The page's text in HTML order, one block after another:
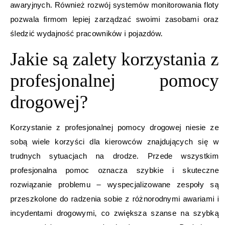
awaryjnych. Również rozwój systemów monitorowania floty
pozwala firmom lepiej zarządzać swoimi zasobami oraz
śledzić wydajność pracowników i pojazdów.
Jakie są zalety korzystania z
profesjonalnej pomocy
drogowej?
Korzystanie z profesjonalnej pomocy drogowej niesie ze
sobą wiele korzyści dla kierowców znajdujących się w
trudnych sytuacjach na drodze. Przede wszystkim
profesjonalna pomoc oznacza szybkie i skuteczne
rozwiązanie problemu – wyspecjalizowane zespoły są
przeszkolone do radzenia sobie z różnorodnymi awariami i
incydentami drogowymi, co zwiększa szanse na szybką